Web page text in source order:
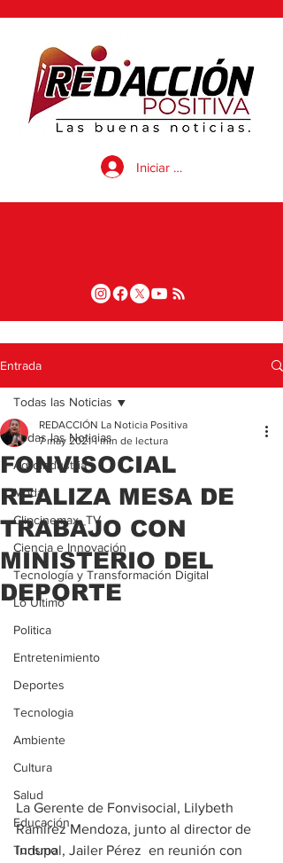
Iniciar sesión
Entrada
Todas las Noticias
Agroindustria
Moda
Clipcinemax_TV
Ciencia e Innovación
Tecnología y Transformación Digital
Lo Ultimo
Politica
Entretenimiento
Deportes
Tecnologia
Ambiente
Cultura
Salud
Educación
Turismo
Todas las Noticias
FONVISOCIAL
REALIZA MESA DE
TRABAJO CON
MINISTERIO DEL
DEPORTE
REDACCIÓN La Noticia Positiva
7 may 2021 1 min de lectura
La Gerente de Fonvisocial, Lilybeth
Ramírez Mendoza, junto al director de
Indupal, Jailer Pérez  en reunión con